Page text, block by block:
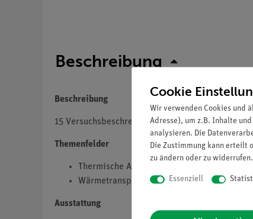
Beschreibung
Beschreibung
15 Versuchsbeschreibungen zur Wärmelehre auf
Themenfelder
Thermische Ausdehnung
Wärmetransport und Gasgesetze
Ausstattung
Cookie
Wir verwenden Cookies und
Adresse), um z.B. Inhalte
analysieren. Die
Die Zustimmung kann erteilt
zu ändern oder zu
Essenziell